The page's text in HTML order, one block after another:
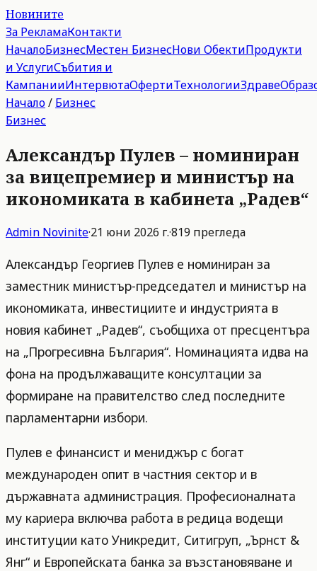
Новините
За РекламаКонтакти
НачалоБизнесМестен БизнесНови ОбектиПродукти
и УслугиСъбития и
КампанииИнтервютаОфертиТехнологииЗдраве
Начало/ Бизнес
Бизнес
Александър Пулев – номиниран
за вицепремиер и министър на
икономиката в кабинета „Радев“
Admin Novinite·21 юни 2026 г.·819 прегледа
Александър Георгиев Пулев е номиниран за
заместник министър-председател и министър на
икономиката, инвестициите и индустрията в
новия кабинет „Радев“, съобщиха от пресцентъра
на „Прогресивна България“. Номинацията идва на
фона на продължаващите консултации за
формиране на правителство след последните
парламентарни избори.
Пулев е финансист и мениджър с богат
международен опит в частния сектор и в
държавната администрация. Професионалната
му кариера включва работа в редица водещи
институции като Уникредит, Ситигруп, „Ърнст &
Янг“ и Европейската банка за възстановяване и